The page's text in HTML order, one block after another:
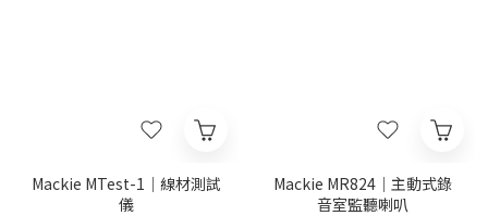
Mackie MTest-1｜線材測試
儀
Mackie MR824｜主動式錄
音室監聽喇叭